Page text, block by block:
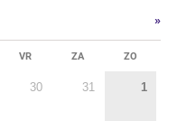
»
VR ZA ZO
30 31 1